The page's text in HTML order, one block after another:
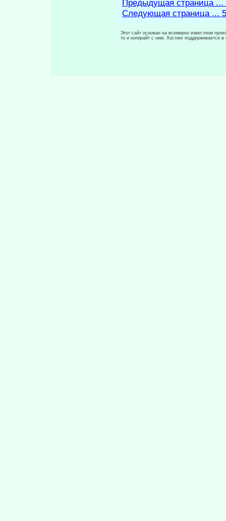
Предыдущая страница ...
Следующая страница ...
Этот сайт основан на всемирно известном
то и копирайт с ним. Хостинг поддерживается